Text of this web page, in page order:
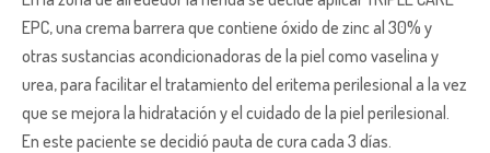
EPC, una crema barrera que contiene óxido de zinc al 30% y
otras sustancias acondicionadoras de la piel como vaselina y
urea, para facilitar el tratamiento del eritema perilesional a la vez
que se mejora la hidratación y el cuidado de la piel perilesional.
En este paciente se decidió pauta de cura cada 3 días.